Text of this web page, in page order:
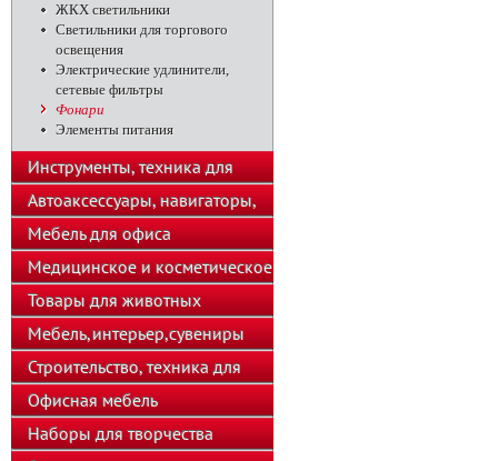
ЖКХ светильники
Светильники для торгового
освещения
Электрические удлинители,
сетевые фильтры
Фонари
Элементы питания
Инструменты, техника для
подсобного хозяйства
Автоаксессуары, навигаторы,
автозвук
Мебель для офиса
Медицинское и косметическое
оборудование
Товары для животных
Мебель,интерьер,сувениры
Строительство, техника для
хозяйства
Офисная мебель
Наборы для творчества